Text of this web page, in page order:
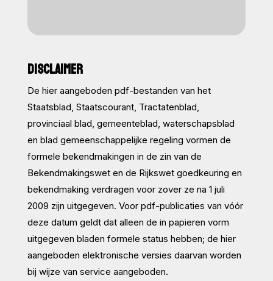
DISCLAIMER
De hier aangeboden pdf-bestanden van het
Staatsblad, Staatscourant, Tractatenblad,
provinciaal blad, gemeenteblad, waterschapsblad
en blad gemeenschappelijke regeling vormen de
formele bekendmakingen in de zin van de
Bekendmakingswet en de Rijkswet goedkeuring en
bekendmaking verdragen voor zover ze na 1 juli
2009 zijn uitgegeven. Voor pdf-publicaties van vóór
deze datum geldt dat alleen de in papieren vorm
uitgegeven bladen formele status hebben; de hier
aangeboden elektronische versies daarvan worden
bij wijze van service aangeboden.